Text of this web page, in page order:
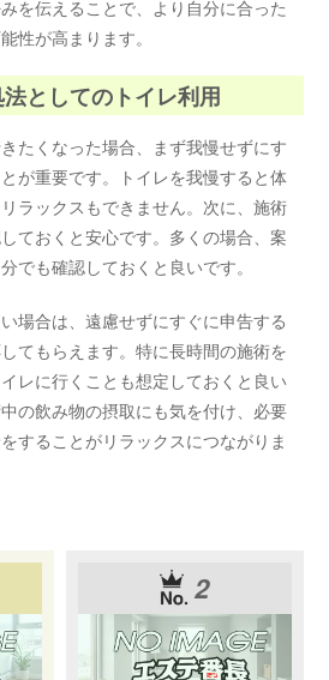
を伝えることで、より自分に合った
性が高まります。
としてのトイレ利用
たくなった場合、まず我慢せずにす
が重要です。トイレを我慢すると体
ラックスもできません。次に、施術
ておくと安心です。多くの場合、案
でも確認しておくと良いです。
場合は、遠慮せずにすぐに申告する
てもらえます。特に長時間の施術を
レに行くことも想定しておくと良い
の飲み物の摂取にも気を付け、必要
することがリラックスにつながりま
2